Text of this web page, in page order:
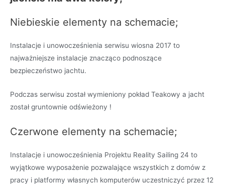
Niebieskie elementy na schemacie;
Instalacje i unowocześnienia serwisu wiosna 2017 to
najważniejsze instalacje znacząco podnoszące
bezpieczeństwo jachtu.
Podczas serwisu został wymieniony pokład Teakowy a jacht
został gruntownie odświeżony !
Czerwone elementy na schemacie;
Instalacje i unowocześnienia Projektu Reality Sailing 24 to
wyjątkowe wyposażenie pozwalające wszystkich z domów z
pracy i platformy własnych komputerów uczestniczyć przez 12